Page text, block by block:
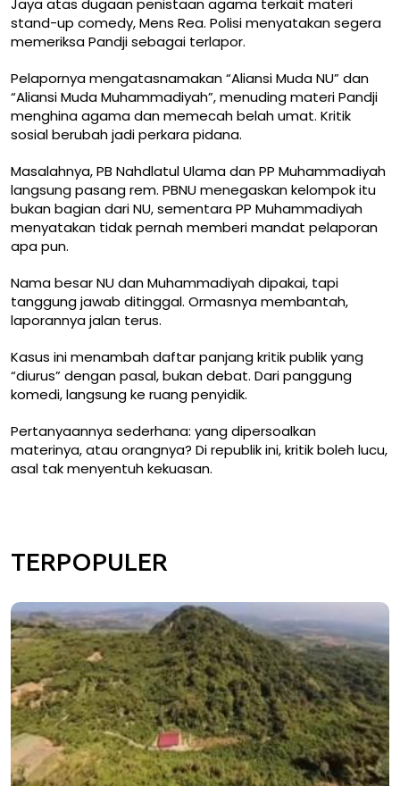
Jaya atas dugaan penistaan agama terkait materi
stand-up comedy, Mens Rea. Polisi menyatakan segera
memeriksa Pandji sebagai terlapor.
Pelapornya mengatasnamakan “Aliansi Muda NU” dan
“Aliansi Muda Muhammadiyah”, menuding materi Pandji
menghina agama dan memecah belah umat. Kritik
sosial berubah jadi perkara pidana.
Masalahnya, PB Nahdlatul Ulama dan PP Muhammadiyah
langsung pasang rem. PBNU menegaskan kelompok itu
bukan bagian dari NU, sementara PP Muhammadiyah
menyatakan tidak pernah memberi mandat pelaporan
apa pun.
Nama besar NU dan Muhammadiyah dipakai, tapi
tanggung jawab ditinggal. Ormasnya membantah,
laporannya jalan terus.
Kasus ini menambah daftar panjang kritik publik yang
“diurus” dengan pasal, bukan debat. Dari panggung
komedi, langsung ke ruang penyidik.
Pertanyaannya sederhana: yang dipersoalkan
materinya, atau orangnya? Di republik ini, kritik boleh lucu,
asal tak menyentuh kekuasan.
TERPOPULER